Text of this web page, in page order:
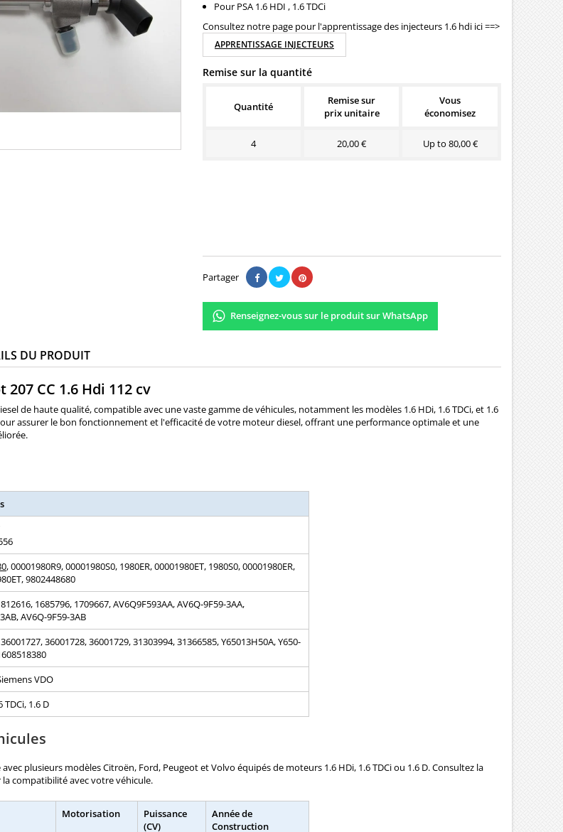
Pour PSA 1.6 HDI , 1.6 TDCi
Consultez notre page pour l'apprentissage des injecteurs 1.6 hdi ici ==>
APPRENTISSAGE INJECTEURS
Remise sur la quantité
Quantité
Remise sur
prix unitaire
Vous
économisez
4 20,00 € Up to 80,00 €
Partager
Renseignez-vous sur le produit sur WhatsApp
DU PRODUIT
CC 1.6 Hdi 112 cv
de haute qualité, compatible avec une vaste gamme de véhicules, notamment les modèles 1.6 HDi, 1.6 TDCi, et 1.6
assurer le bon fonctionnement et l'efficacité de votre moteur diesel, offrant une performance optimale et une
, 00001980R9, 00001980S0, 1980ER, 00001980ET, 1980S0, 00001980ER,
9802448680
1685796, 1709667, AV6Q9F593AA, AV6Q-9F59-3AA,
AV6Q-9F59-3AB
36001728, 36001729, 31303994, 31366585, Y65013H50A, Y650-
VDO
TDCi, 1.6 D
plusieurs modèles Citroën, Ford, Peugeot et Volvo équipés de moteurs 1.6 HDi, 1.6 TDCi ou 1.6 D. Consultez la
compatibilité avec votre véhicule.
Motorisation
Puissance
(CV)
Année de
Construction